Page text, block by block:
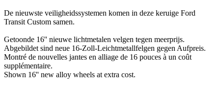
De nieuwste veiligheidssystemen komen in deze keruige Ford
Transit Custom samen.
Getoonde 16'' nieuwe lichtmetalen velgen tegen meerprijs.
Abgebildet sind neue 16-Zoll-Leichtmetallfelgen gegen Aufpreis.
Montré de nouvelles jantes en alliage de 16 pouces à un coût
supplémentaire.
Shown 16'' new alloy wheels at extra cost.